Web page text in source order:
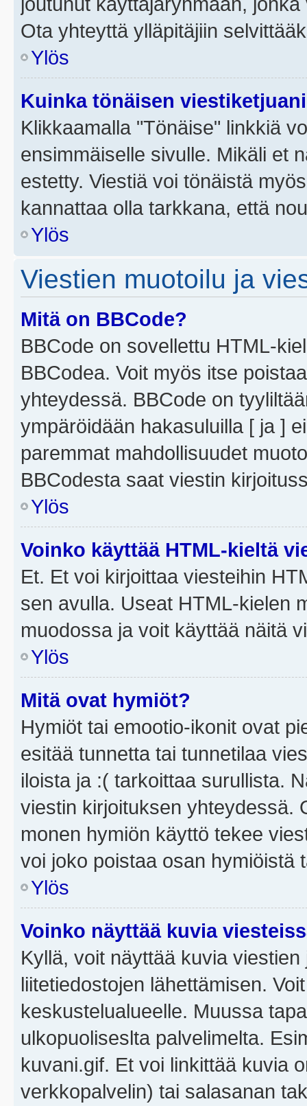
Ota yhteyttä ylläpitäjiin
Ylös
Kuinka tönäisen
Klikkaamalla "Tönäise" linkkiä
ensimmäiselle sivulle. Mikäli et
estetty. Viestiä voi tönäistä
kannattaa olla tarkkana, että
Ylös
Viestien muotoilu ja
Mitä on BBCode?
BBCode on sovellettu HTML-
BBCodea. Voit myös itse
yhteydessä. BBCode on
ympäröidään hakasuluilla [ ja ]
paremmat mahdollisuudet
BBCodesta saat viestin
Ylös
Voinko käyttää HTML-kieltä
Et. Et voi kirjoittaa viesteihin
sen avulla. Useat HTML-kielen
muodossa ja voit käyttää näitä
Ylös
Mitä ovat hymiöt?
Hymiöt tai emootio-ikonit ovat
esitää tunnetta tai tunnetilaa
iloista ja :( tarkoittaa surullista.
viestin kirjoituksen yhteydessä.
monen hymiön käyttö tekee
voi joko poistaa osan hymiöistä
Ylös
Voinko näyttää kuvia
Kyllä, voit näyttää kuvia
liitetiedostojen lähettämisen.
keskustelualueelle. Muussa
ulkopuoliseslta palvelimelta.
kuvani.gif. Et voi linkittää kuvia
verkkopalvelin) tai salasanan